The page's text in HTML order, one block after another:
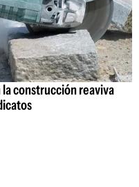
construcción reaviva